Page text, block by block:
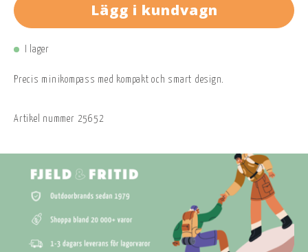
Lägg i kundvagn
I lager
Precis minikompass med kompakt och smart design.
Artikel nummer 25652